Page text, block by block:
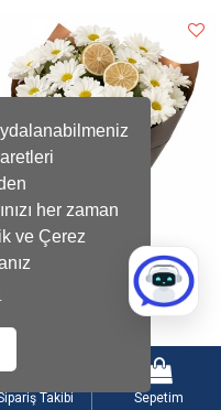
her zaman
ve Çerez
Limon Dilimli Beyaz Papatya Buketi
809,91 TL
Takibi Sepetim